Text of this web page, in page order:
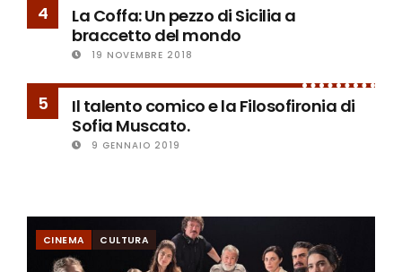
4
La Coffa: Un pezzo di Sicilia a
braccetto del mondo
19 NOVEMBRE 2018
5
Il talento comico e la Filosofironia di
Sofia Muscato.
9 GENNAIO 2019
CINEMA CULTURA